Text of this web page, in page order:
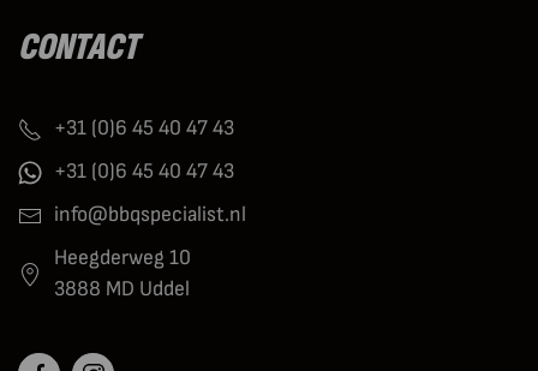
CONTACT
+31 (0)6 45 40 47 43
+31 (0)6 45 40 47 43
info@bbqspecialist.nl
Heegderweg 10
3888 MD Uddel